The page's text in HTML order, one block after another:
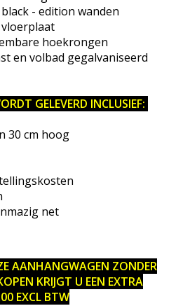
- edition wanden
hoekrongen
en volbad gegalvaniseerd
GELEVERD INCLUSIEF:
30 cm hoog
net
AANHANGWAGEN ZONDER
KRIJGT U EEN EXTRA
EXCL BTW